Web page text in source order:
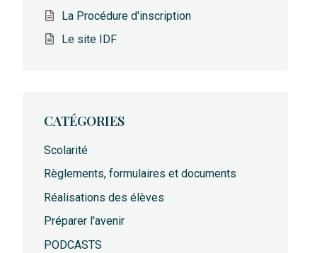
La Procédure d'inscription
Le site IDF
CATÉGORIES
Scolarité
Règlements, formulaires et documents
Réalisations des élèves
Préparer l'avenir
PODCASTS